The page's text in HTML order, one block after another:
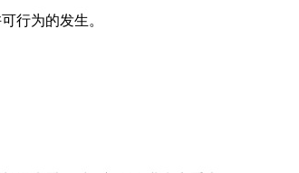
行为的发生。